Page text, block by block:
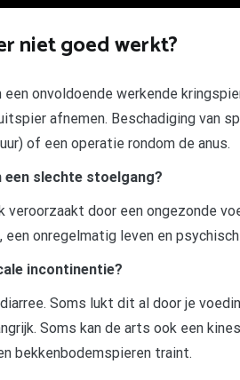
niet goed werkt?
onvoldoende werkende
afnemen. Beschadiging van
of een operatie rondom de anus.
een slechte stoelgang?
veroorzaakt door een ongezonde
een onregelmatig leven en
incontinentie?
Soms lukt dit al door je
Soms kan de arts ook een
bekkenbodemspieren traint.